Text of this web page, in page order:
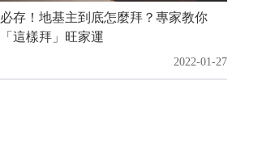
必存！地基主到底怎麼拜？專家教你
「這樣拜」旺家運
2022-01-27